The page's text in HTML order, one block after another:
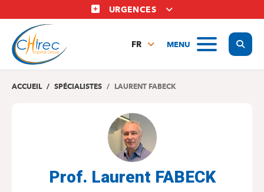
au
contenu
principal
URGENCES
MENU
FR
EN
ACCUEIL SPÉCIALISTES LAURENT FABECK
Prof. Laurent FABECK